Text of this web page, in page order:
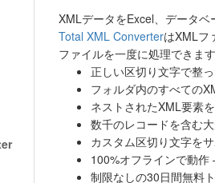
XMLデータをExcel、データ
Total XML ConverterはXMLフ
ファイルを一度に処理できま
正しい区切り文字で整
フォルダ内のすべての
ネストされたXML要素
数千のレコードを含む
カスタム区切り文字を
100%オフラインで動
制限なしの30日間無料